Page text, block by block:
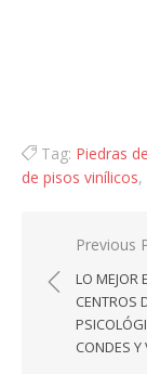
Tag: Piedras
de pisos vinílicos,
de
Previous
LO MEJOR
CENTROS
CONDES Y